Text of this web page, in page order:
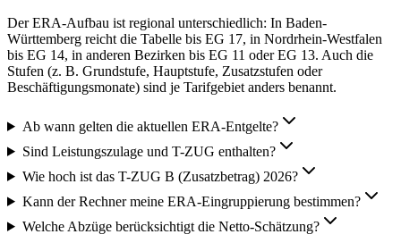
Der ERA-Aufbau ist regional unterschiedlich: In Baden-
Württemberg reicht die Tabelle bis EG 17, in Nordrhein-Westfalen
bis EG 14, in anderen Bezirken bis EG 11 oder EG 13. Auch die
Stufen (z. B. Grundstufe, Hauptstufe, Zusatzstufen oder
Beschäftigungsmonate) sind je Tarifgebiet anders benannt.
Ab wann gelten die aktuellen ERA-Entgelte?
Sind Leistungszulage und T-ZUG enthalten?
Wie hoch ist das T-ZUG B (Zusatzbetrag) 2026?
Kann der Rechner meine ERA-Eingruppierung bestimmen?
Welche Abzüge berücksichtigt die Netto-Schätzung?